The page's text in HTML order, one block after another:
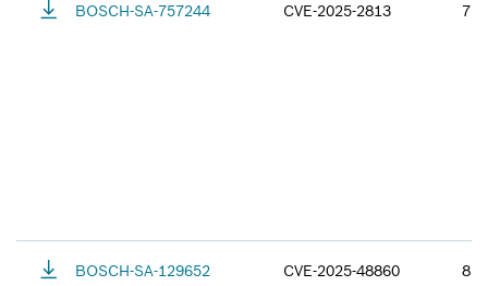
BOSCH-SA-757244 CVE-2025-2813 7.5
BOSCH-SA-129652
CVE-2025-48860
8.0